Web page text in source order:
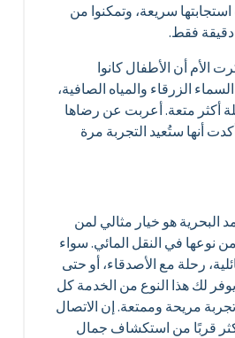
سريعة، وتمكنوا من
الأم أن الأطفال كانوا
الزرقاء والمياه الصافية،
أكثر متعة. أعربت عن رضاها
أنها ستُعيد التجربة مرة
البحرية هو خيار مثالي لمن
نوعها في النقل المائي. سواء
رحلة مع الأصدقاء، أو حتى
لك هذا النوع من الخدمة كل
مريحة وممتعة. إن الاتصال
قربًا من استكشاف جمال